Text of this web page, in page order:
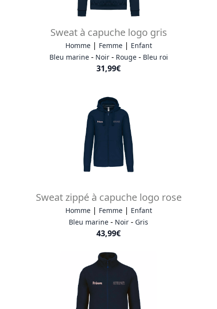
Sweat à capuche logo gris
Homme| Femme| Enfant
Bleu marine- Noir- Rouge- Bleu roi
31,99€
Sweat zippé à capuche logo rose
Homme| Femme| Enfant
Bleu marine - Noir - Gris
43,99€